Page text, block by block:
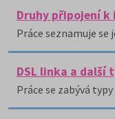
Druhy připojení
Práce seznamuje
DSL linka a další
Práce se zabývá